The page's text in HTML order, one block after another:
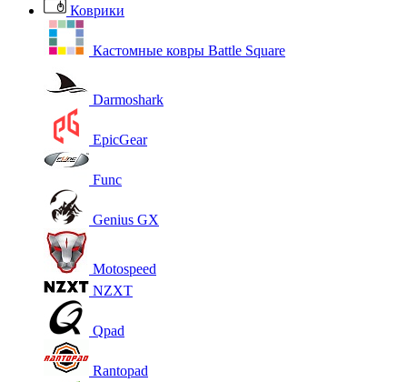
Коврики
Кастомные ковры Battle Square
Darmoshark
EpicGear
Func
Genius GX
Motospeed
NZXT
Qpad
Rantopad